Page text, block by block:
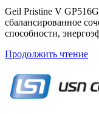
Geil Pristine V
сбалансированное
способности,
Продолжить чтение